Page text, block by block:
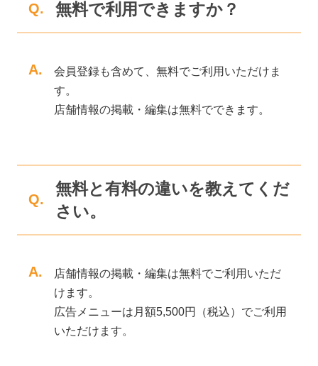
Q. 無料で利用できますか？
A.
会員登録も含めて、無料でご利用いただけま
す。
店舗情報の掲載・編集は無料でできます。
Q.
無料と有料の違いを教えてくだ
さい。
A.
店舗情報の掲載・編集は無料でご利用いただ
けます。
広告メニューは月額5,500円（税込）でご利用
いただけます。